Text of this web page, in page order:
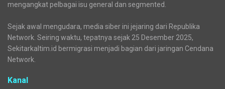
mengangkat pelbagai isu general dan segmented.
Sejak awal mengudara, media siber ini jejaring dari Republika
Network. Seiring waktu, tepatnya sejak 25 Desember 2025,
Sekitarkaltim.id bermigrasi menjadi bagian dari jaringan Cendana
Network.
Kanal